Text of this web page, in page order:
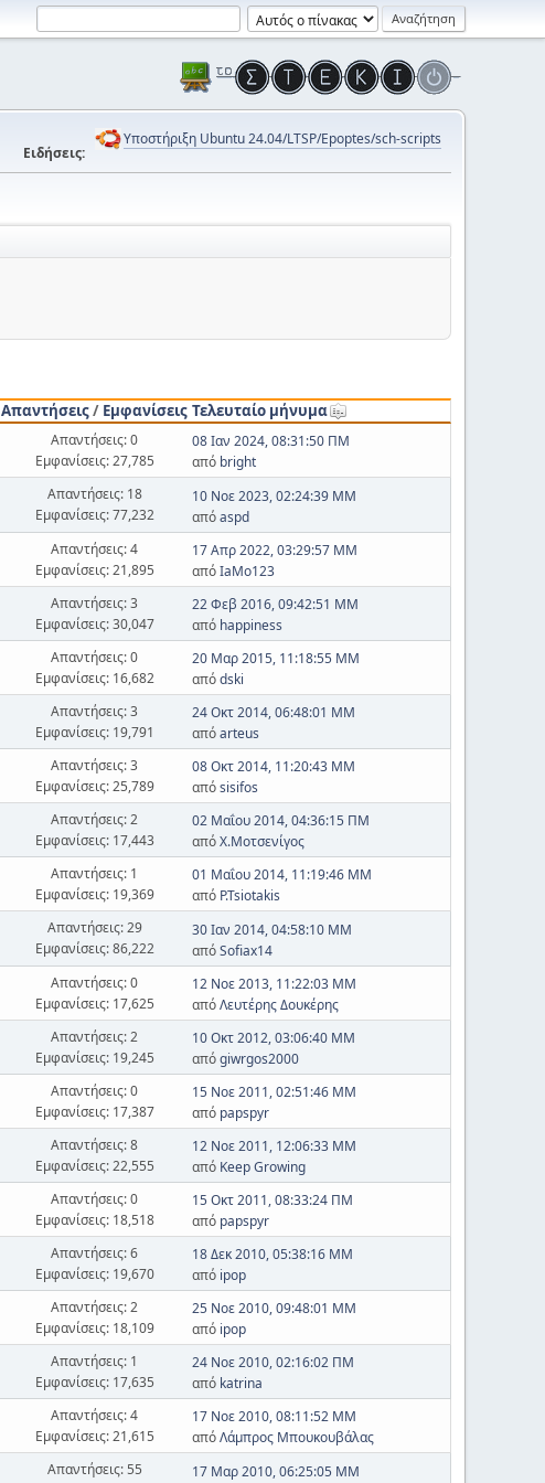
Ειδήσεις:
Υποστήριξη Ubuntu 24.04/LTSP/Epoptes/sch-scripts
Απαντήσεις/ Εμφανίσεις Τελευταίο μήνυμα
Απαντήσεις: 0
Εμφανίσεις: 27,785
08 Ιαν 2024, 08:31:50 ΠΜ
από bright
Απαντήσεις: 18
Εμφανίσεις: 77,232
10 Νοε 2023, 02:24:39 ΜΜ
απόaspd
Απαντήσεις: 4
Εμφανίσεις: 21,895
17 Απρ 2022, 03:29:57 ΜΜ
απόIaMo123
Απαντήσεις: 3
Εμφανίσεις: 30,047
22 Φεβ 2016, 09:42:51 ΜΜ
από happiness
Απαντήσεις: 0
Εμφανίσεις: 16,682
20 Μαρ 2015, 11:18:55 ΜΜ
απόdski
Απαντήσεις: 3
Εμφανίσεις: 19,791
24 Οκτ 2014, 06:48:01 ΜΜ
απόarteus
Απαντήσεις: 3
Εμφανίσεις: 25,789
08 Οκτ 2014, 11:20:43 ΜΜ
απόsisifos
Απαντήσεις: 2
Εμφανίσεις: 17,443
02 Μαΐου 2014, 04:36:15 ΠΜ
απόΧ.Μοτσενίγος
Απαντήσεις: 1
Εμφανίσεις: 19,369
01 Μαΐου 2014, 11:19:46 ΜΜ
από P.Tsiotakis
Απαντήσεις: 29
Εμφανίσεις: 86,222
30 Ιαν 2014, 04:58:10 ΜΜ
απόSofiax14
Απαντήσεις: 0
Εμφανίσεις: 17,625
12 Νοε 2013, 11:22:03 ΜΜ
απόΛευτέρης Δουκέρης
Απαντήσεις: 2
Εμφανίσεις: 19,245
10 Οκτ 2012, 03:06:40 ΜΜ
απόgiwrgos2000
Απαντήσεις: 0
Εμφανίσεις: 17,387
15 Νοε 2011, 02:51:46 ΜΜ
από papspyr
Απαντήσεις: 8
Εμφανίσεις: 22,555
12 Νοε 2011, 12:06:33 ΜΜ
από Keep Growing
Απαντήσεις: 0
Εμφανίσεις: 18,518
15 Οκτ 2011, 08:33:24 ΠΜ
από papspyr
Απαντήσεις: 6
Εμφανίσεις: 19,670
18 Δεκ 2010, 05:38:16 ΜΜ
από ipop
Απαντήσεις: 2
Εμφανίσεις: 18,109
25 Νοε 2010, 09:48:01 ΜΜ
από ipop
Απαντήσεις: 1
Εμφανίσεις: 17,635
24 Νοε 2010, 02:16:02 ΠΜ
από katrina
Απαντήσεις: 4
Εμφανίσεις: 21,615
17 Νοε 2010, 08:11:52 ΜΜ
απόΛάμπρος Μπουκουβάλας
Απαντήσεις: 55
17 Μαρ 2010, 06:25:05 ΜΜ